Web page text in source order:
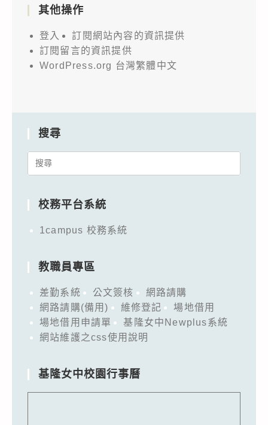
其他操作
登入
訂閱網站內容的資訊提供
訂閱留言的資訊提供
WordPress.org 台灣繁體中文
搜尋
Search
校務平台系統
1campus 校務系統
教職員專區
差勤系統 公文簽核
網路請購
網路請購(備用)
維修登記
場地借用
場地借用申請單
基隆女中Newplus系統
網站維護之css使用說明
基隆女中校園行事曆